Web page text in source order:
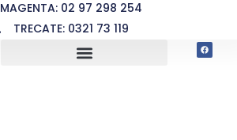
MAGENTA: 02 97 298 254
TRECATE: 0321 73 119